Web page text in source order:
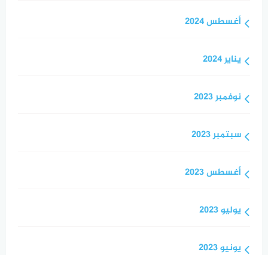
أغسطس 2024
يناير 2024
نوفمبر 2023
سبتمبر 2023
أغسطس 2023
يوليو 2023
يونيو 2023